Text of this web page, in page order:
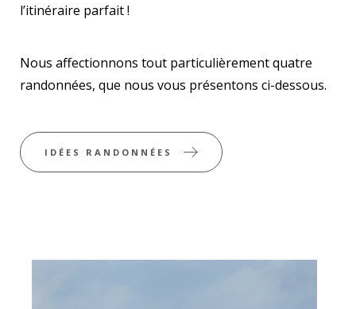
l’itinéraire parfait !
Nous affectionnons tout particulièrement quatre
randonnées, que nous vous présentons ci-dessous.
IDÉES RANDONNÉES